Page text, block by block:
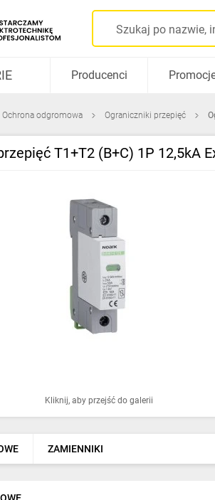
kabli
Producenci
Ochrona odgromowa Ograniczniki przepięć
T1+T2 (B+C) 1P 12,5kA
Kliknij, aby przejść do galerii
ZAMIENNIKI